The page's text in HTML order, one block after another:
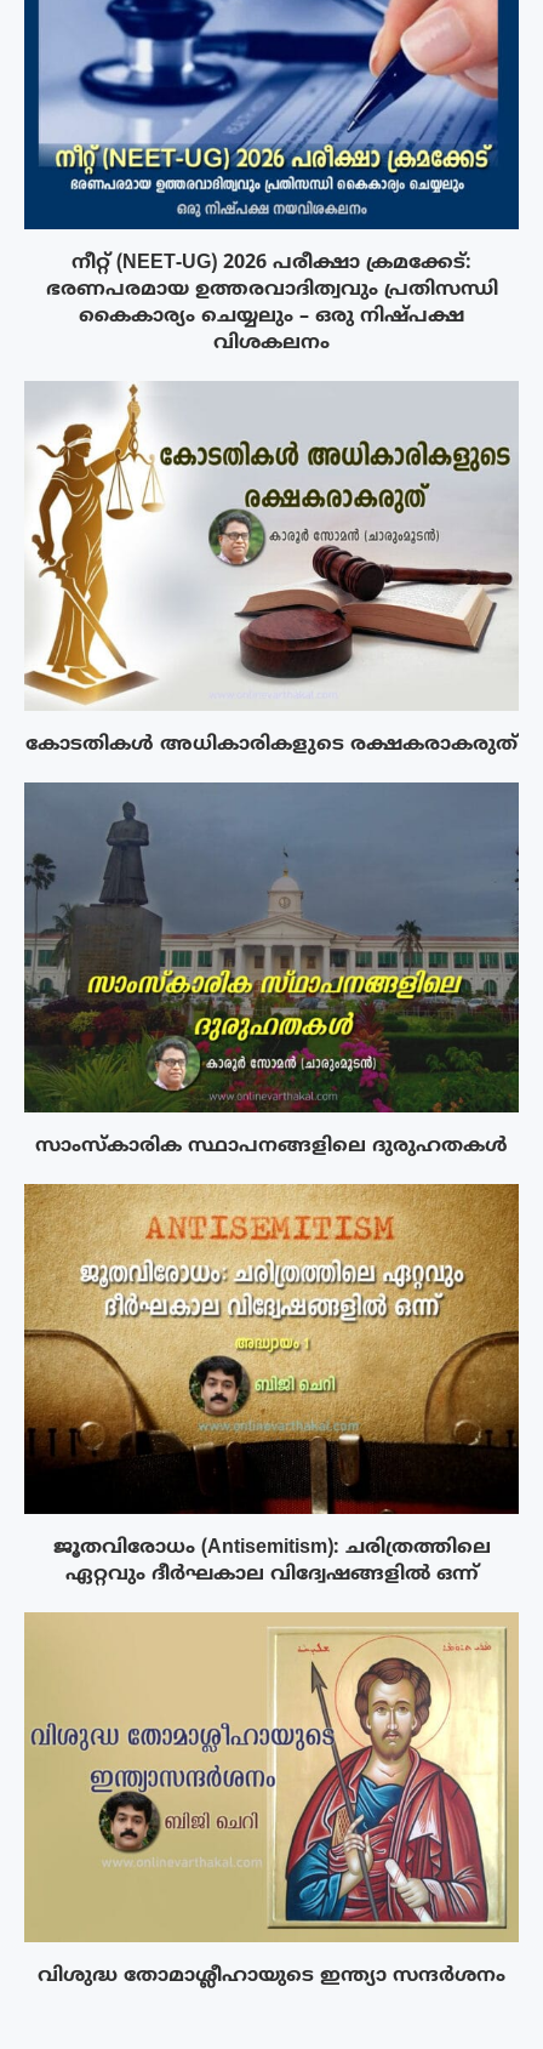
നീറ്റ് (NEET-UG) 2026 പരീക്ഷാ ക്രമക്കേട്:
ഭരണപരമായ ഉത്തരവാദിത്വവും പ്രതിസന്ധി
കൈകാര്യം ചെയ്യലും – ഒരു നിഷ്പക്ഷ
വിശകലനം
കോടതികൾ അധികാരികളുടെ രക്ഷകരാകരുത്
സാംസ്‌കാരിക സ്ഥാപനങ്ങളിലെ ദുരുഹതകൾ
ജൂതവിരോധം (Antisemitism): ചരിത്രത്തിലെ
ഏറ്റവും ദീർഘകാല വിദ്വേഷങ്ങളിൽ ഒന്ന്
വിശുദ്ധ തോമാശ്ലീഹായുടെ ഇന്ത്യാ സന്ദർശനം